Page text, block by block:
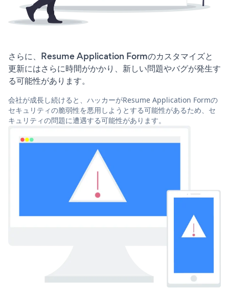
さらに、Resume Application Formのカスタマイズと
更新にはさらに時間がかかり、新しい問題やバグが発生す
る可能性があります。
会社が成長し続けると、ハッカーがResume Application Formの
セキュリティの脆弱性を悪用しようとする可能性があるため、セ
キュリティの問題に遭遇する可能性があります。